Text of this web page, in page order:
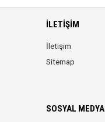
İLETIŞIM
İletişim
Sitemap
SOSYAL MEDYA